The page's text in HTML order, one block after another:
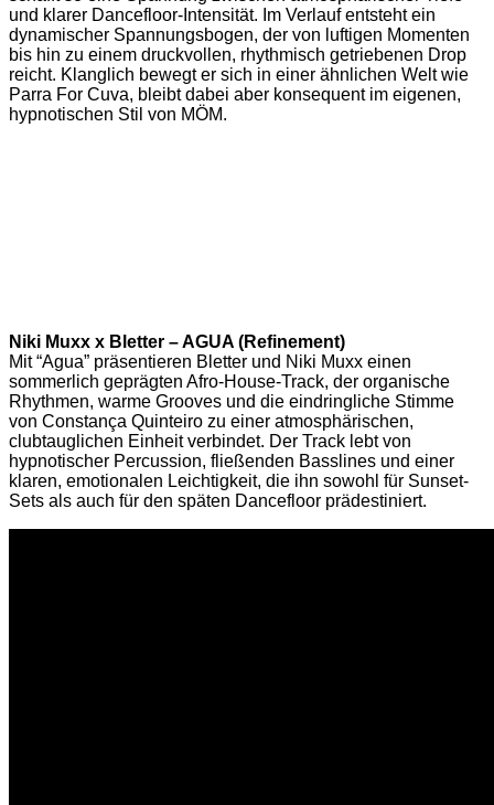
und klarer Dancefloor-Intensität. Im Verlauf entsteht ein
dynamischer Spannungsbogen, der von luftigen Momenten
bis hin zu einem druckvollen, rhythmisch getriebenen Drop
reicht. Klanglich bewegt er sich in einer ähnlichen Welt wie
Parra For Cuva, bleibt dabei aber konsequent im eigenen,
hypnotischen Stil von MÖM.
Niki Muxx x Bletter – AGUA (Refinement)
Mit “Agua” präsentieren Bletter und Niki Muxx einen
sommerlich geprägten Afro-House-Track, der organische
Rhythmen, warme Grooves und die eindringliche Stimme
von Constança Quinteiro zu einer atmosphärischen,
clubtauglichen Einheit verbindet. Der Track lebt von
hypnotischer Percussion, fließenden Basslines und einer
klaren, emotionalen Leichtigkeit, die ihn sowohl für Sunset-
Sets als auch für den späten Dancefloor prädestiniert.